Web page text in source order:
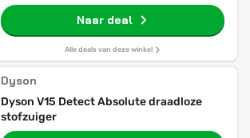
Naar deal
Alle deals van deze winkel
Dyson
Dyson V15 Detect Absolute draadloze
stofzuiger